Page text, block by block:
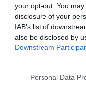
your opt-out. You
disclosure of your
IAB’s list of
also be disclosed by
Downstream
Personal Data
ΝΕΑ ΣΑΝΤΑ ΚΙΛΚΙΣ
Πλήρης